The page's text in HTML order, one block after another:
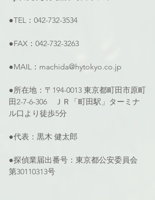
●TEL：042-732-3534
●FAX：042-732-3263
●MAIL：machida@hytokyo.co.jp
●所在地：〒194-0013 東京都町田市原町
田2-7-6-306　ＪＲ「町田駅」ターミナ
ル口より徒歩5分
●代表：黒木 健太郎
●探偵業届出番号：東京都公安委員会
第30110313号